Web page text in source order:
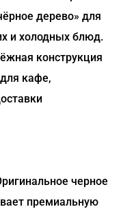
дерево» для
и холодных блюд.
конструкция
кафе,
черное
премиальную